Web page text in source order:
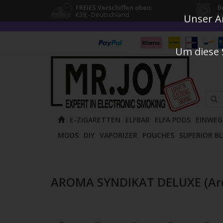
FREIES Verschiffen oben:
€38,- Deutschland
die
Pfeile
E-ZIGARETTEN ELFBAR ELFA PODS
MODS DIY VAPORIZER POUCHES SUPERIOR
AROMA SYNDIKAT DELUXE
Unser
Um diese